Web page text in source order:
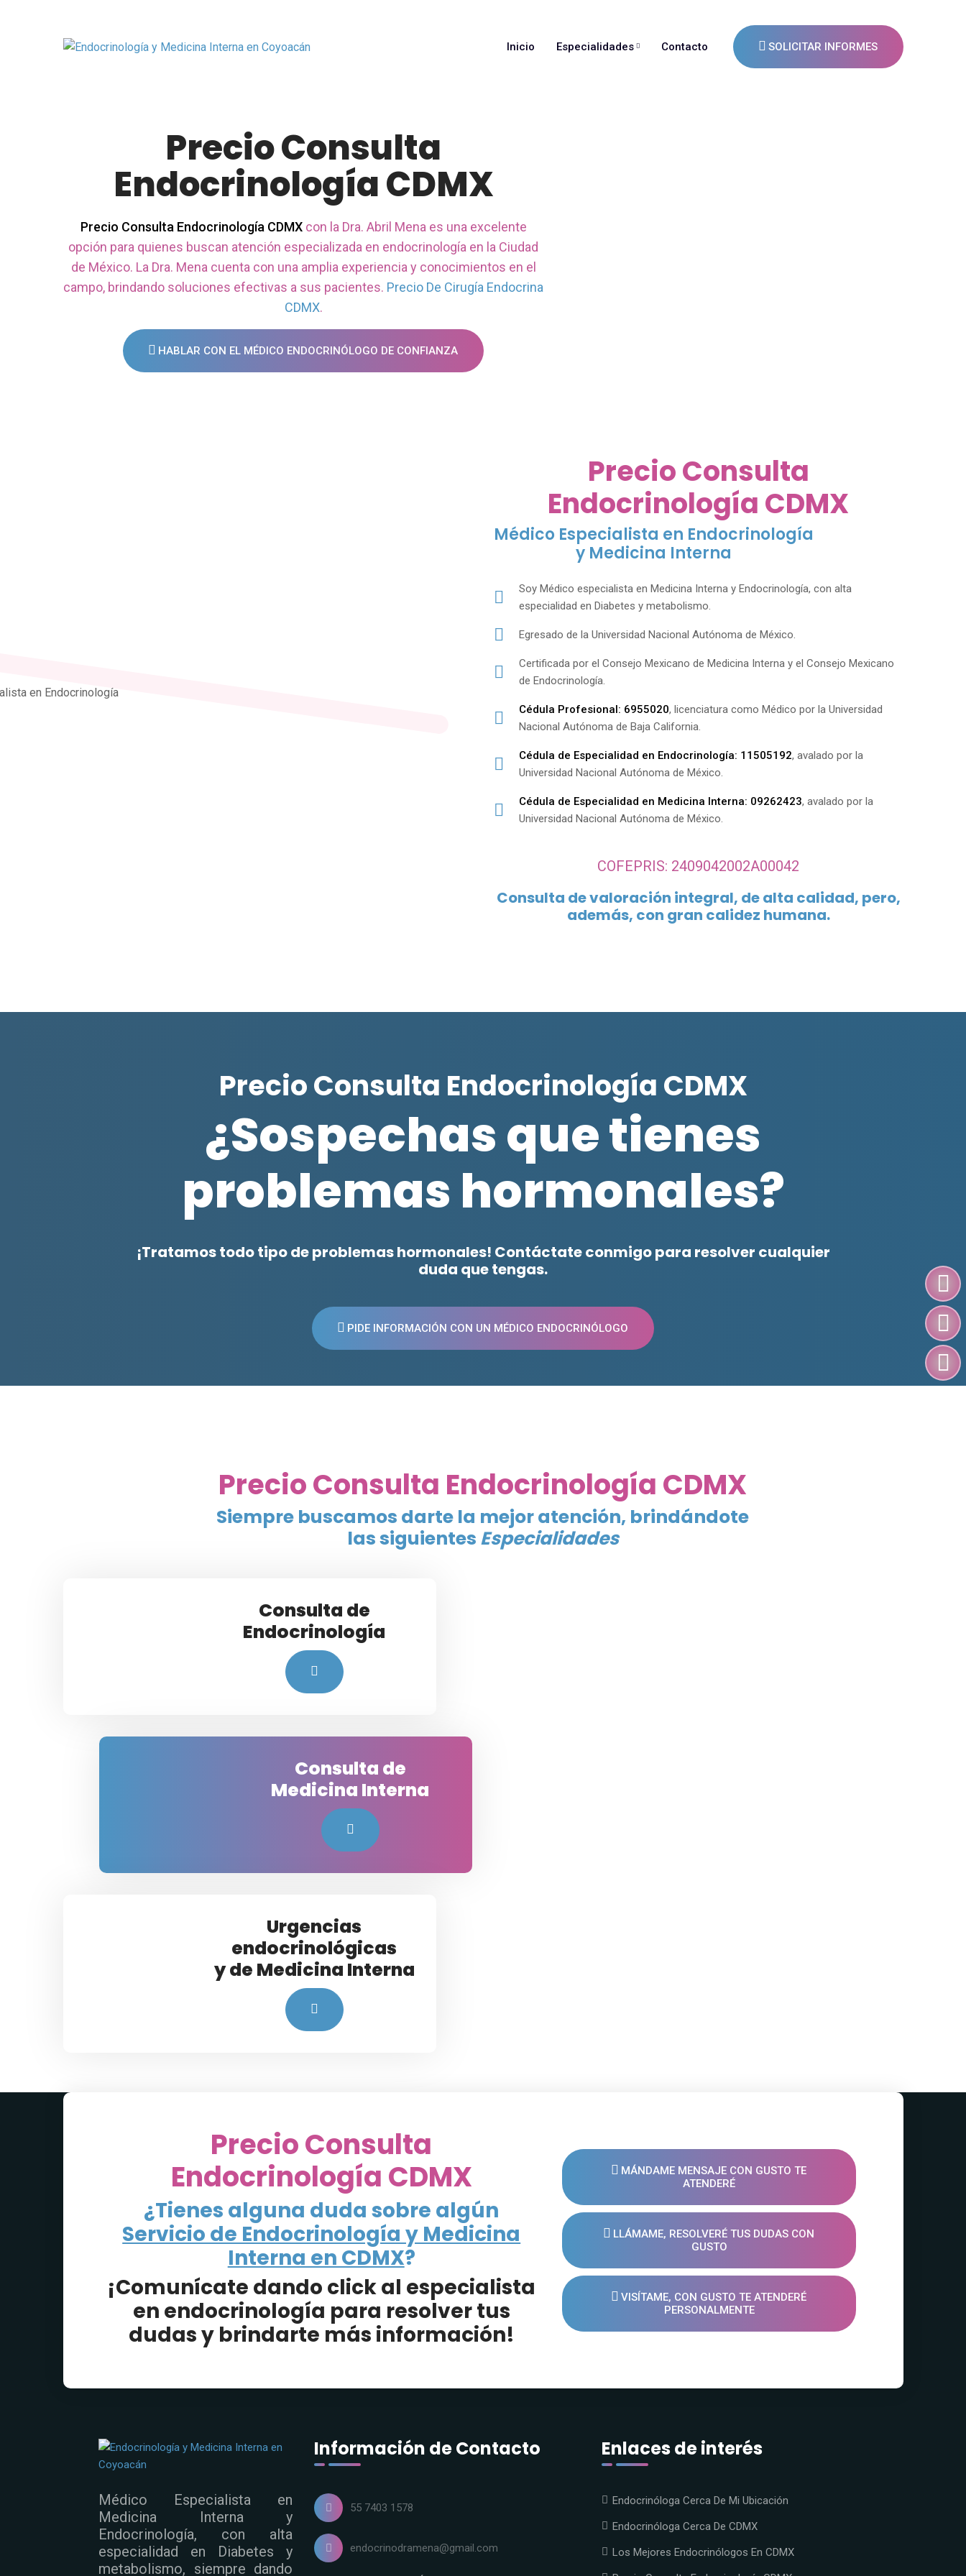
SOLICITAR INFORMES
Inicio Especialidades Contacto
Precio Consulta
Endocrinología CDMX
Precio Consulta Endocrinología CDMXcon la Dra. Abril Mena es una excelente
opción para quienes buscan atención especializada en endocrinología en la Ciudad
de México. La Dra. Mena cuenta con una amplia experiencia y conocimientos en el
campo, brindando soluciones efectivas a sus pacientes. Precio De Cirugía Endocrina
CDMX.
HABLAR CON EL MÉDICO ENDOCRINÓLOGO DE CONFIANZA
Precio Consulta
Endocrinología CDMX
Médico Especialista en Endocrinología
y Medicina Interna
Soy Médico especialista en Medicina Interna y Endocrinología, con alta
especialidad en Diabetes y metabolismo.
Egresado de la Universidad Nacional Autónoma de México.
Certificada por el Consejo Mexicano de Medicina Interna y el Consejo Mexicano
de Endocrinología.
Cédula Profesional: 6955020, licenciatura como Médico por la Universidad
Nacional Autónoma de Baja California.
Cédula de Especialidad en Endocrinología: 11505192, avalado por la
Universidad Nacional Autónoma de México.
Cédula de Especialidad en Medicina Interna: 09262423, avalado por la
Universidad Nacional Autónoma de México.
COFEPRIS: 2409042002A00042
Consulta de valoración integral, de alta calidad, pero,
además, con gran calidez humana.
Precio Consulta Endocrinología CDMX
¿Sospechas que tienes
problemas hormonales?
¡Tratamos todo tipo de problemas hormonales! Contáctate conmigo para resolver cualquier
duda que tengas.
PIDE INFORMACIÓN CON UN MÉDICO ENDOCRINÓLOGO
Precio Consulta Endocrinología CDMX
Siempre buscamos darte la mejor atención, brindándote
las siguientes Especialidades
Consulta de
Endocrinología
Consulta de
Medicina Interna
Urgencias
endocrinológicas
y de Medicina Interna
Precio Consulta
Endocrinología CDMX
¿Tienes alguna duda sobre algún
Servicio de Endocrinología y Medicina
Interna en CDMX?
¡Comunícate dando click al especialista
en endocrinología para resolver tus
dudas y brindarte más información!
MÁNDAME MENSAJE CON GUSTO TE
ATENDERÉ
LLÁMAME, RESOLVERÉ TUS DUDAS CON
GUSTO
VISÍTAME, CON GUSTO TE ATENDERÉ
PERSONALMENTE
Médico Especialista en
Medicina Interna y
Endocrinología, con alta
especialidad en Diabetes y
metabolismo, siempre dando
Información de Contacto
55 7403 1578
endocrinodramena@gmail.com
Enlaces de interés
Endocrinóloga Cerca De Mi Ubicación
Endocrinóloga Cerca De CDMX
Los Mejores Endocrinólogos En CDMX